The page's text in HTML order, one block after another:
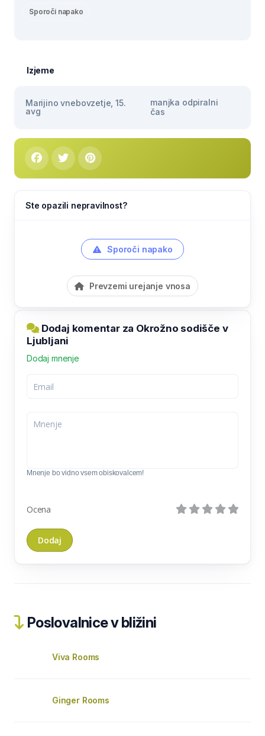
Sporoči napako
Izjeme
Marijino vnebovzetje, 15.
avg
manjka odpiralni
čas
Ste opazili nepravilnost?
Sporoči napako
Prevzemi urejanje vnosa
Dodaj komentar za Okrožno sodišče v
Ljubljani
Dodaj mnenje
Mnenje bo vidno vsem obiskovalcem!
Ocena
Poslovalnice v bližini
Viva Rooms
Ginger Rooms